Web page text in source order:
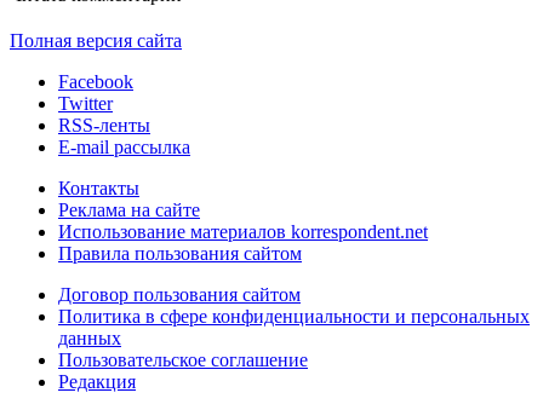
Полная версия сайта
Facebook
Twitter
RSS-ленты
E-mail рассылка
Контакты
Реклама на сайте
Использование материалов korrespondent.net
Правила пользования сайтом
Договор пользования сайтом
Политика в сфере конфиденциальности и персональных
данных
Пользовательское соглашение
Редакция